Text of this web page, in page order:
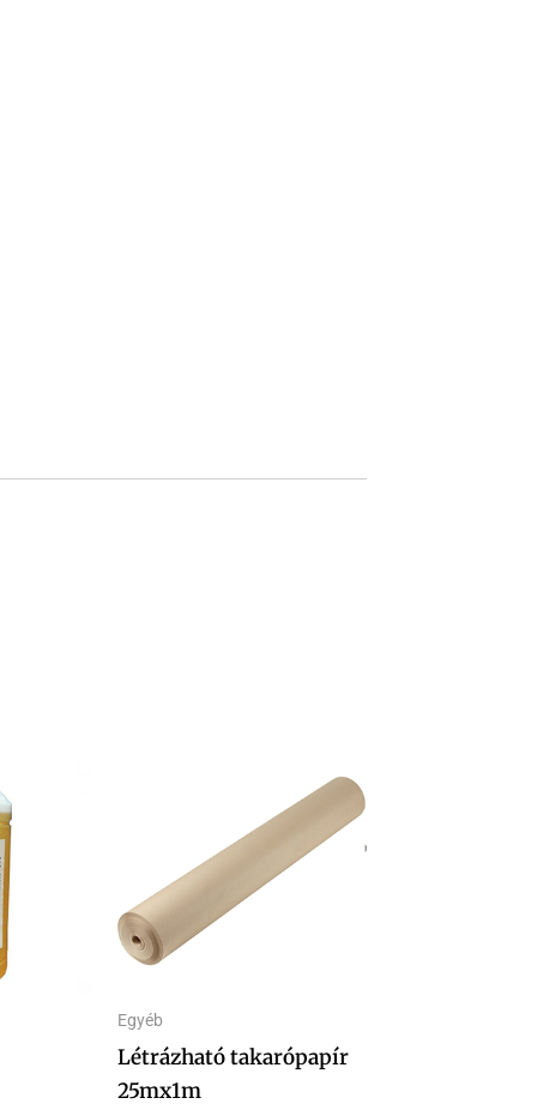
Egyéb
Létrázható takarópapír
25mx1m